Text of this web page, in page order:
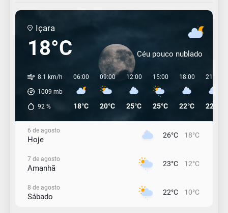
Içara
18°C Céu pouco nublado
8.1 km/h
1009 mb
92 %
06:00
18°C
09:00
20°C
12:00
25°C
15:00
25°C
18:00
22°C
21:00
22°C
6 de agosto
Hoje 26°C 18°C
7 de agosto
Amanhã 23°C 12°C
8 de agosto
Sábado 22°C 10°C